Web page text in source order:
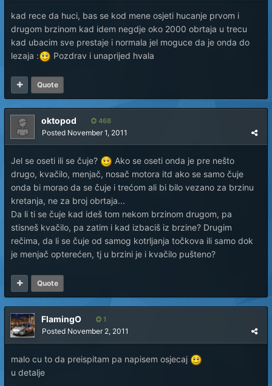
kad rece da huci, bas se kod mene osjeti hucanje prvom i
drugom brzinom kad idem negdje oko 2000 obrtaja u trecu
kad ubacim sve prestaje i normala jel moguce da je onda do
lezaja :
Pozdrav i unaprijed hvala
Quote
oktopod 468
Posted November 1, 2011
Jel se oseti ili se čuje?
Ako se oseti onda je pre nešto
drugo, kvačilo, menjač, nosač motora itd ako se samo čuje
onda bi morao da se čuje i trećom ali bi bilo vezano za brzinu
kretanja, ne za broj obrtaja...
Da li ti se čuje kad ideš tom nekom brzinom drugom, pa
stisneš kvačilo, pa zatim i kad izbaciš iz brzine? Drugim
rečima, da li se čuje od samog kotrljanja točkova ili samo dok
je menjač opterećen, tj u brzini je i kvačilo pušteno?
Quote
FlamingO 1
Posted November 2, 2011
malo cu to da preispitam pa napisem osjecaj
u detalje